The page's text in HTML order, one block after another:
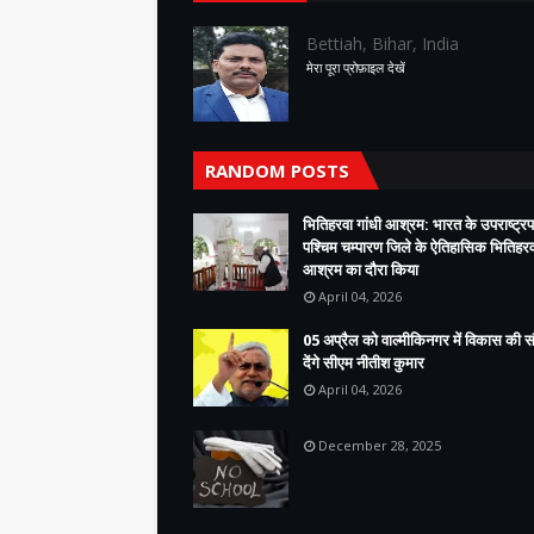
Bettiah, Bihar, India
मेरा पूरा प्रोफ़ाइल देखें
RANDOM POSTS
भितिहरवा गांधी आश्रम: भारत के
पश्चिम चम्पारण जिले के ऐतिहासिक
आश्रम का दौरा किया
April 04, 2026
05 अप्रैल को वाल्मीकिनगर में विकास की
देंगे सीएम नीतीश कुमार
April 04, 2026
December 28, 2025